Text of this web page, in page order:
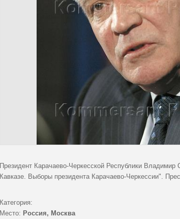
Президент Карачаево-Черкесской Республики
Кавказе. Выборы президента Карачаево-Черкессии".
Категория:
Место: Россия, Москва